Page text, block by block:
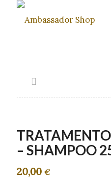
– SHAMPOO
20,00 €